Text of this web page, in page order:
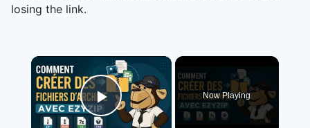
losing the link.
×
Play Video
Now Playing